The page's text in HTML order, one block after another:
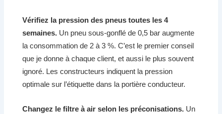
Vérifiez la pression des pneus toutes les 4
semaines. Un pneu sous-gonflé de 0,5 bar augmente
la consommation de 2 à 3 %. C’est le premier conseil
que je donne à chaque client, et aussi le plus souvent
ignoré. Les constructeurs indiquent la pression
optimale sur l’étiquette dans la portière conducteur.
Changez le filtre à air selon les préconisations. Un